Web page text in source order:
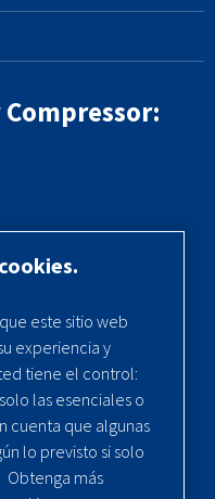
este sitio web
experiencia y
tiene el control:
las esenciales o
cuenta que algunas
lo previsto si solo
Obtenga más